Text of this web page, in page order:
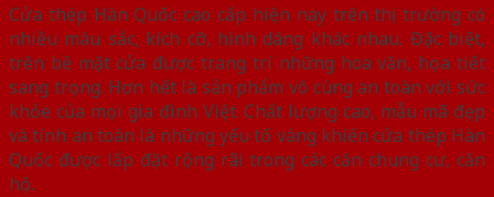
Cửa thép Hàn Quốc cao cấp hiện nay trên thị trường có
nhiều màu sắc, kích cỡ, hình dáng khác nhau. Đặc biệt,
trên bề mặt cửa được trang trí những hoa văn, họa tiết
sang trọng. Hơn hết là sản phẩm vô cùng an toàn với sức
khỏe của mọi gia đình Việt. Chất lượng cao, mẫu mã đẹp
và tính an toàn là những yếu tố vàng khiến cửa thép Hàn
Quốc được lắp đặt rộng rãi trong các căn chung cư, căn
hộ.